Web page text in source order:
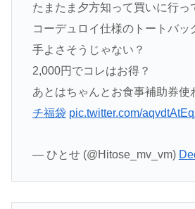
たまたま夕方知って買いに行っ
コーデュロイ仕様のトートバッ
手よさそうじゃない？
2,000円でコレはお得？
あとはちゃんとお食事補助券使
チ福袋 pic.twitter.com/
— ひとせ (@Hitose_mv_vm)